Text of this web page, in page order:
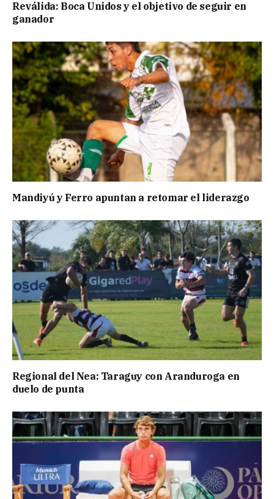
Reválida: Boca Unidos y el objetivo de seguir en
ganador
Mandiyú y Ferro apuntan a retomar el liderazgo
Regional del Nea: Taraguy con Aranduroga en
duelo de punta